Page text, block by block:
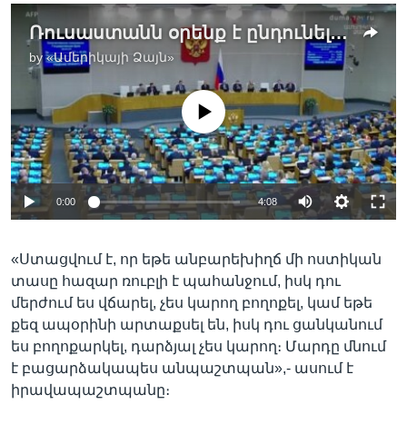
Ռուսաստանն օրենք է ընդունել՝ ընդլայնելով իրավապահների լիազորությունները միգրանտների հարցում
by«Ամերիկայի Ձայն»
No media source currently available
0:00 4:08
«Ստացվում է, որ եթե անբարեխիղճ մի ոստիկան
տասը հազար ռուբլի է պահանջում, իսկ դու
մերժում ես վճարել, չես կարող բողոքել, կամ եթե
քեզ ապօրինի արտաքսել են, իսկ դու ցանկանում
ես բողոքարկել, դարձյալ չես կարող։ Մարդը մնում
է բացարձակապես անպաշտպան»,- ասում է
իրավապաշտպանը։